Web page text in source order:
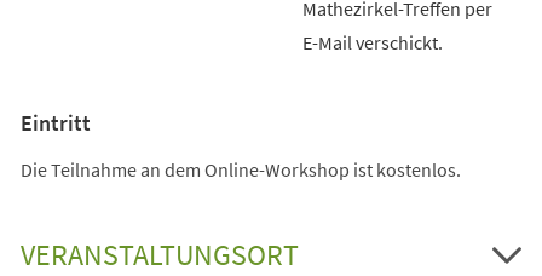
Mathezirkel-Treffen per
E-Mail verschickt.
Eintritt
Die Teilnahme an dem Online-Workshop ist kostenlos.
VERANSTALTUNGSORT